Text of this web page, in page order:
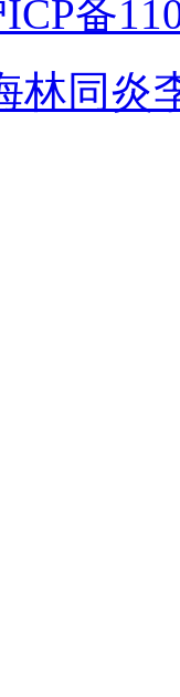
备
林同炎